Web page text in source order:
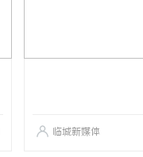
临城新媒体